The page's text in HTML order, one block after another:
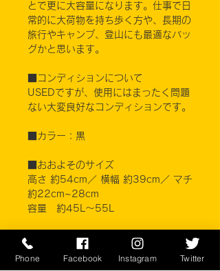
とで更に大容量になります。仕事で日
常的に大荷物を持ち歩く方や、長期の
旅行やキャンプ、登山にも最適なバッ
グかと思います。
■コンディションについて
USEDですが、使用にはまったく問題
ない大変良好なコンディションです。
■カラー：黒
■おおよそのサイズ
高さ 約54cm／ 横幅 約39cm／ マチ
約22cm~28cm
容量 約45L〜55L
※ご注意ください
実店舗と在庫共有しているため、注文
のタイミングにより売り切れとなって
Phone Facebook Instagram Twitter